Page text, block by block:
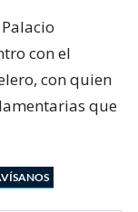
con el
con quien
que